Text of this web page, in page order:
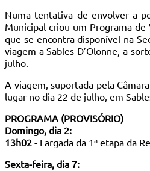
Numa tentativa de envolver a
Municipal criou um Programa de
que se encontra disponível na
viagem a Sables D’Olonne, a
julho.
A viagem, suportada pela
lugar no dia 22 de julho, em
PROGRAMA (PROVISÓRIO)
Domingo, dia 2:
13h02 - Largada da 1ª etapa da
Sexta-feira, dia 7: